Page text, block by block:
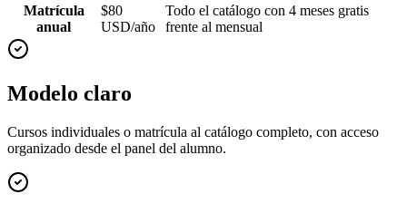
Matrícula
anual
$80
USD/año
Todo el catálogo con 4 meses gratis
frente al mensual
Modelo claro
Cursos individuales o matrícula al catálogo completo, con acceso
organizado desde el panel del alumno.